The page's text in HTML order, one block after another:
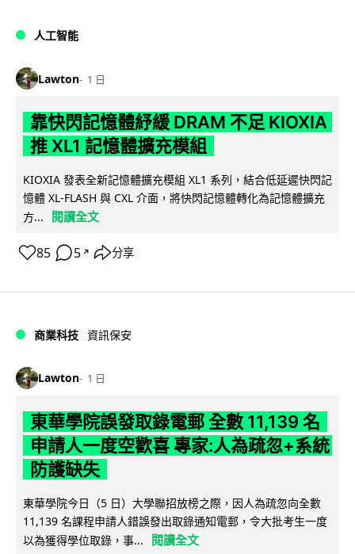
人工智能
Lawton 1 日
靠快閃記憶體紓緩 DRAM 不足 KIOXIA
推 XL1 記憶體擴充模組
KIOXIA 發表全新記憶體擴充模組 XL1 系列，結合低延遲快閃記
憶體 XL-FLASH 與 CXL 介面，將快閃記憶體轉化為記憶體擴充
方...
閱讀全文
85 5 ↗ 分享
商業科技 資訊保安
Lawton 1 日
東華學院誤發取錄電郵 全數 11,139 名
申請人一度空歡喜 專家:人為疏忽+系統
防護缺失
東華學院今日（5 日）大學聯招放榜之際，因人為疏忽向全數
11,139 名課程申請人錯誤發出取錄通知電郵，令大批考生一度
以為獲得學位取錄，事...
閱讀全文